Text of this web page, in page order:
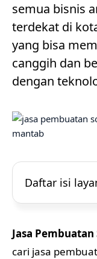
semua bisnis
terdekat di
yang bisa
canggih dan
dengan
Daftar isi
Jasa
cari jasa